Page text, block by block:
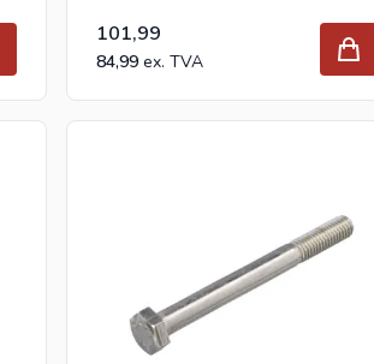
101,99
84,99